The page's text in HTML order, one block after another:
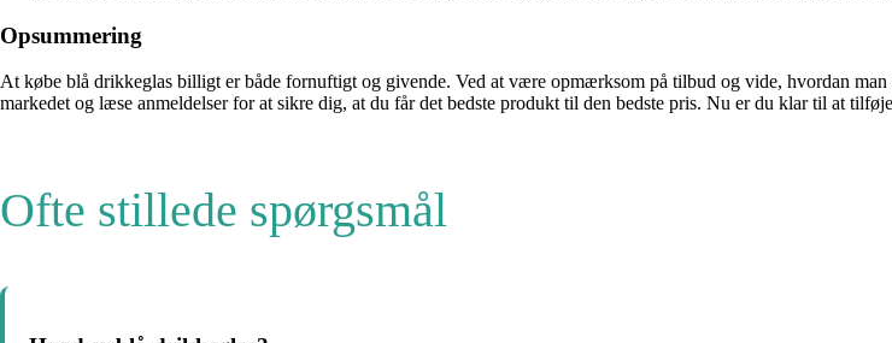
Opsummering
At købe blå drikkeglas billigt er både fornuftigt og givende. Ved at være opmærksom på tilbud og vide, hvordan
markedet og læse anmeldelser for at sikre dig, at du får det bedste produkt til den bedste pris. Nu er du klar til at
Ofte stillede spørgsmål